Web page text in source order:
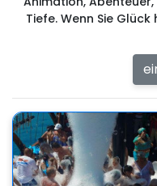
Tiefe. Wenn Sie